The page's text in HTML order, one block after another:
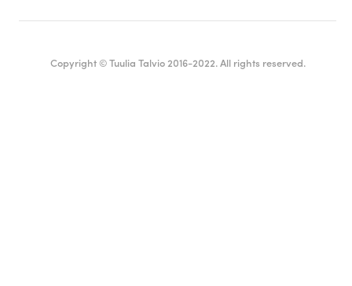
Copyright © Tuulia Talvio 2016-2022. All rights reserved.